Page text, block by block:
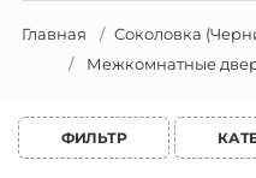
Главная
Соколовка
Межкомнатные
ФИЛЬТР